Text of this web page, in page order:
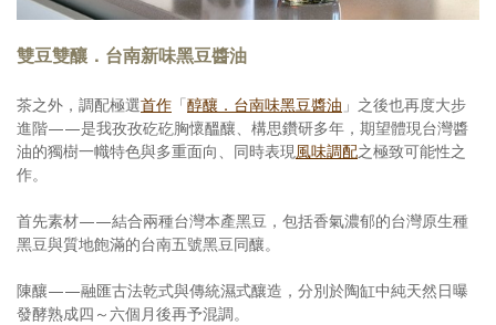
雙豆雙釀．台南新味黑豆醬油
茶之外，調配極選首作 「醇釀．台南味黑豆醬油 」之後也再度大步
進階——是我孜孜矻矻胸懷醞釀、構思鑽研多年，期望體現台灣醬
油的獨樹一幟特色與多重面向、同時表現風味調配之極致可能性之
作。
首先素材——結合兩種台灣本產黑豆，包括香氣濃郁的台灣原生種
黑豆與質地飽滿的台南五號黑豆同釀。
陳釀——融匯古法乾式與傳統濕式釀造，分別於陶缸中純天然日曝
發酵熟成四～六個月後再予混調。